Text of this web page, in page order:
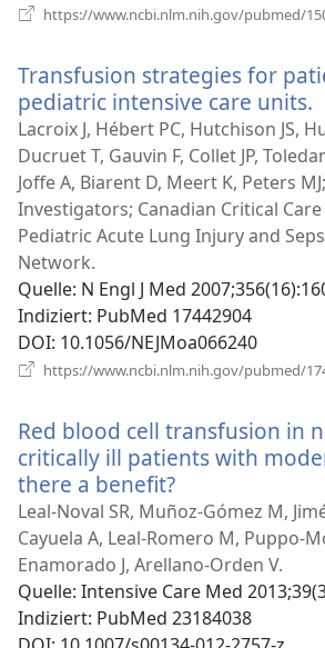
https://www.ncbi.nlm.nih.gov/pubmed/
Transfusion strategies for
pediatric intensive care units.
Lacroix J, Hébert PC, Hutchison JS,
Ducruet T, Gauvin F, Collet JP,
Joffe A, Biarent D, Meert K, Peters
Investigators; Canadian Critical
Pediatric Acute Lung Injury and
Network.
Quelle‎: N Engl J Med
Indiziert‎: PubMed 17442904
DOI‎: 10.1056/NEJMoa066240
https://www.ncbi.nlm.nih.gov/pubmed/
Red blood cell transfusion in
critically ill patients with
there a benefit?
neues
Fenster)
Leal-Noval SR, Muñoz-Gómez M,
Cayuela A, Leal-Romero M, Puppo-
Enamorado J, Arellano-Orden V.
Quelle‎: Intensive Care Med
Indiziert‎: PubMed 23184038